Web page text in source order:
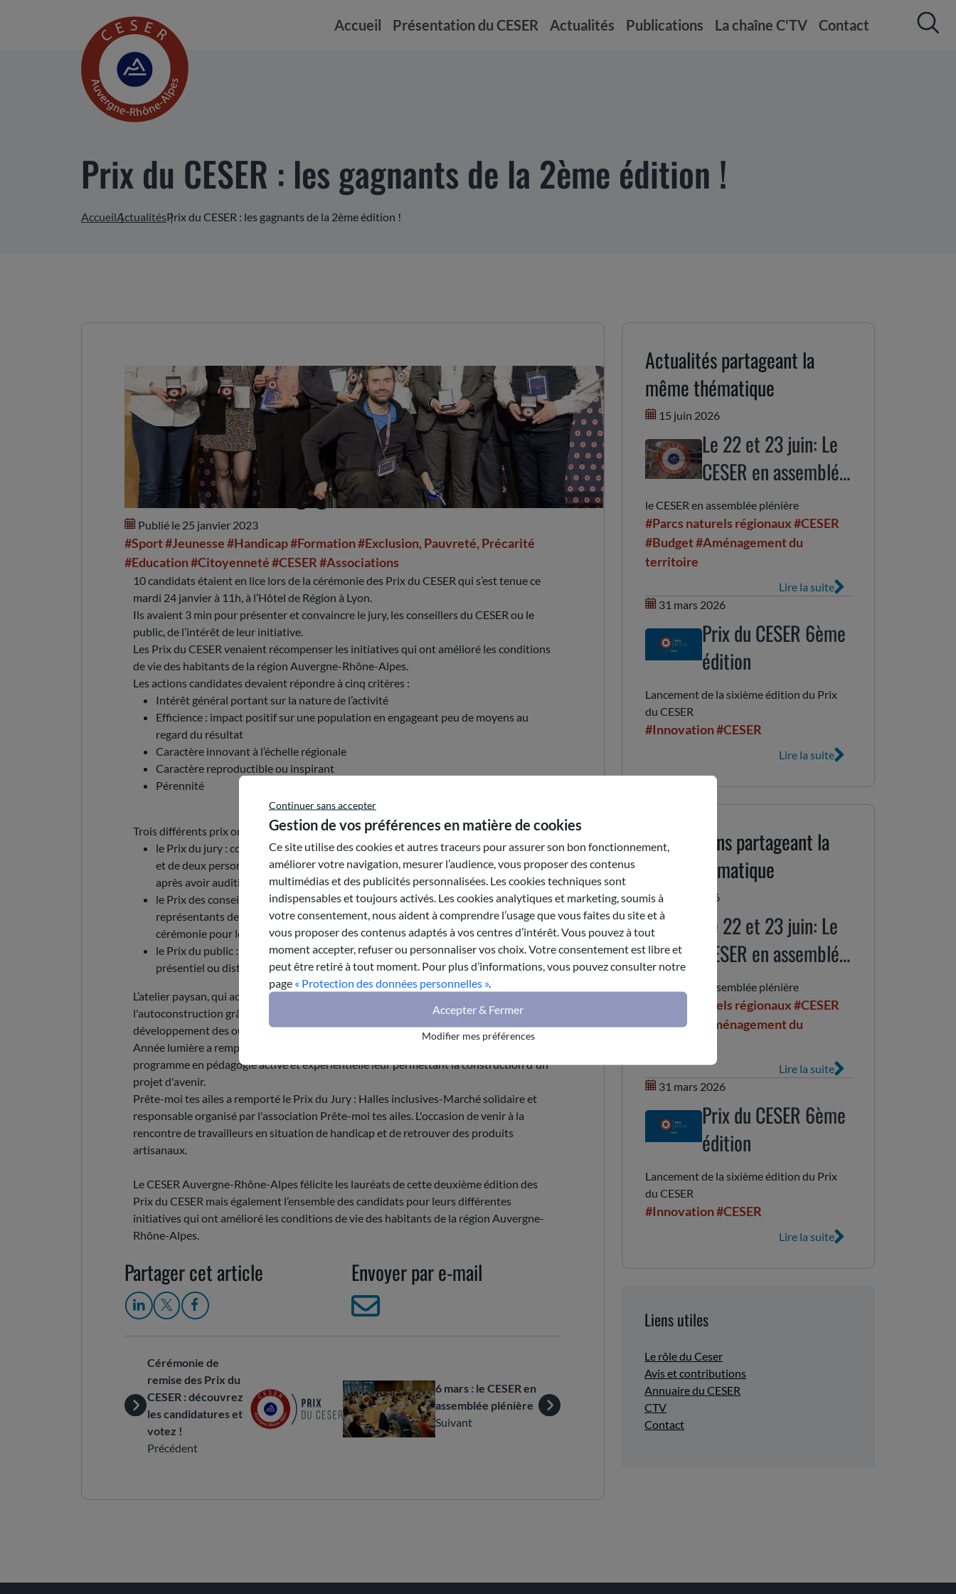
Accueil Présentation du CESER Actualités Publications La chaîne C'TV Contact
Prix du CESER : les gagnants de la 2ème édition !
AccueilActualitésPrix du CESER : les gagnants de la 2ème édition !
Prix du CESER : les gagnants de la 2ème édition !
Publié le 25 janvier 2023
#Sport#Jeunesse#Handicap#Formation#Exclusion, Pauvreté, Précarité
#Education#Citoyenneté#CESER#Associations
10 candidats étaient en lice lors de la cérémonie des Prix du CESER qui s’est tenue ce
mardi 24 janvier à 11h, à l’Hôtel de Région à Lyon.
Ils avaient 3 min pour présenter et convaincre le jury, les conseillers du CESER ou le
public, de l’intérêt de leur initiative.
Les Prix du CESER venaient récompenser les initiatives qui ont amélioré les conditions
de vie des habitants de la région Auvergne-Rhône-Alpes.
Les actions candidates devaient répondre à cinq critères :
Intérêt général portant sur la nature de l’activité
Efficience : impact positif sur une population en engageant peu de moyens au
regard du résultat
Caractère innovant à l’échelle régionale
Caractère reproductible ou inspirant
Pérennité
Trois différents prix ont été décernés lors de la cérémonie des Prix du CESER :
le Prix du jury : composé de conseillères et conseillers du CESER, de son Président,
et de deux personnalités extérieures, le jury a décerné son propre Prix du CESER
après avoir auditionné les candidats ;
le Prix des conseillers du CESER : les conseillères et conseillers du CESER,
représentants de la société civile organisée de notre région, ont voté lors de la
cérémonie pour leur initiative favorite.
le Prix du public : tous les participants à la cérémonie de remise des prix en
présentiel ou distanciel ont voté pour leur initiative coup de cœur !
L’atelier paysan, qui accompagne l'autonomie des paysans en les formant à
l'autoconstruction grâce notamment à la soudure, à l'autoconstruction et au
développement des outils, a remporté le Prix des conseillers du CESER.
Année lumière a remporté le Prix du public : Accompagner les 16/25 ans avec un
programme en pédagogie active et expérientielle leur permettant la construction d'un
projet d'avenir.
Prête-moi tes ailes a remporté le Prix du Jury : Halles inclusives-Marché solidaire et
responsable organisé par l'association Prête-moi tes ailes. L'occasion de venir à la
rencontre de travailleurs en situation de handicap et de retrouver des produits
artisanaux.
Le CESER Auvergne-Rhône-Alpes félicite les lauréats de cette deuxième édition des
Prix du CESER mais également l’ensemble des candidats pour leurs différentes
initiatives qui ont amélioré les conditions de vie des habitants de la région Auvergne-
Rhône-Alpes.
Partager cet article Envoyer par e-mail
Cérémonie de
remise des Prix du
CESER : découvrez
les candidatures et
votez !
Précédent
6 mars : le CESER en
assemblée plénière
Suivant
Actualités partageant la
même thématique
15 juin 2026
Le 22 et 23 juin: Le
CESER en assemblée
plénière
le CESER en assemblée plénière
#Parcs naturels régionaux#CESER
#Budget#Aménagement du
territoire
Lire la suite
31 mars 2026
Prix du CESER 6ème
édition
Lancement de la sixième édition du Prix
du CESER
#Innovation#CESER
Lire la suite
Publications partageant la
même thématique
15 juin 2026
Le 22 et 23 juin: Le
CESER en assemblée
plénière
le CESER en assemblée plénière
#Parcs naturels régionaux#CESER
#Budget
#Aménagement du
Lire la suite
31 mars 2026
Prix du CESER 6ème
édition
Lancement de la sixième édition du Prix
du CESER
#Innovation#CESER
Lire la suite
Liens utiles
Le rôle du Ceser
Avis et contributions
Annuaire du CESER
CTV
Contact
Continuer sans accepter
Gestion de vos préférences en matière de cookies
Ce site utilise des cookies et autres traceurs pour assurer son bon fonctionnement,
améliorer votre navigation, mesurer l’audience, vous proposer des contenus
multimédias et des publicités personnalisées. Les cookies techniques sont
indispensables et toujours activés. Les cookies analytiques et marketing, soumis à
votre consentement, nous aident à comprendre l’usage que vous faites du site et à
vous proposer des contenus adaptés à vos centres d’intérêt. Vous pouvez à tout
moment accepter, refuser ou personnaliser vos choix. Votre consentement est libre et
peut être retiré à tout moment. Pour plus d’informations, vous pouvez consulter notre
page « Protection des données personnelles ».
Accepter & Fermer
Modifier mes préférences